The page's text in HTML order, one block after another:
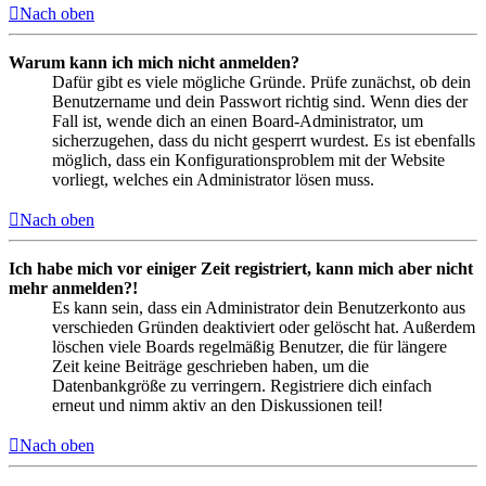
Nach oben
Warum kann ich mich nicht anmelden?
Dafür gibt es viele mögliche Gründe. Prüfe zunächst, ob dein
Benutzername und dein Passwort richtig sind. Wenn dies der
Fall ist, wende dich an einen Board-Administrator, um
sicherzugehen, dass du nicht gesperrt wurdest. Es ist ebenfalls
möglich, dass ein Konfigurationsproblem mit der Website
vorliegt, welches ein Administrator lösen muss.
Nach oben
Ich habe mich vor einiger Zeit registriert, kann mich aber nicht
mehr anmelden?!
Es kann sein, dass ein Administrator dein Benutzerkonto aus
verschieden Gründen deaktiviert oder gelöscht hat. Außerdem
löschen viele Boards regelmäßig Benutzer, die für längere
Zeit keine Beiträge geschrieben haben, um die
Datenbankgröße zu verringern. Registriere dich einfach
erneut und nimm aktiv an den Diskussionen teil!
Nach oben